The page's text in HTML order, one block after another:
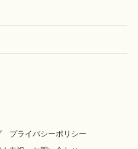
プライバシーポリシー